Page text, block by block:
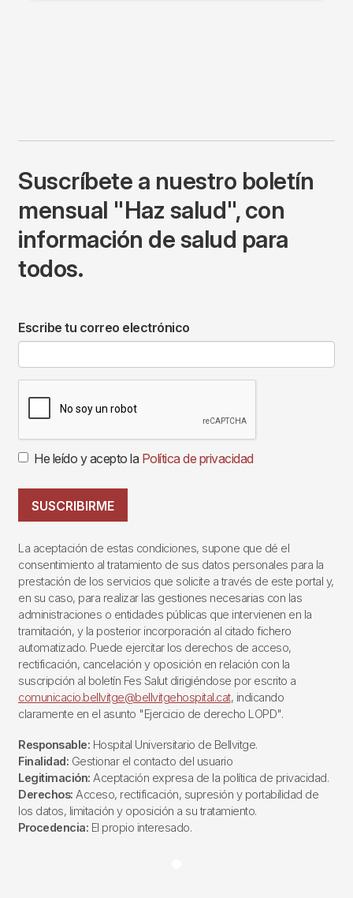
Suscríbete a nuestro boletín
mensual "Haz salud", con
información de salud para
todos.
Escribe tu correo electrónico
He leído y acepto la Política de privacidad
SUSCRIBIRME
La aceptación de estas condiciones, supone que dé el
consentimiento al tratamiento de sus datos personales para la
prestación de los servicios que solicite a través de este portal y,
en su caso, para realizar las gestiones necesarias con las
administraciones o entidades públicas que intervienen en la
tramitación, y la posterior incorporación al citado fichero
automatizado. Puede ejercitar los derechos de acceso,
rectificación, cancelación y oposición en relación con la
suscripción al boletín Fes Salut dirigiéndose por escrito a
comunicacio.bellvitge@bellvitgehospital.cat, indicando
claramente en el asunto "Ejercicio de derecho LOPD".
Responsable: Hospital Universitario de Bellvitge.
Finalidad: Gestionar el contacto del usuario
Legitimación: Aceptación expresa de la política de privacidad.
Derechos: Acceso, rectificación, supresión y portabilidad de
los datos, limitación y oposición a su tratamiento.
Procedencia: El propio interesado.